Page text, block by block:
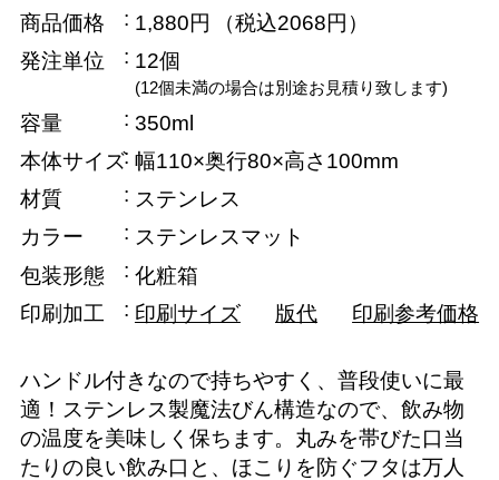
商品価格
1,880円
（税込2068円）
発注単位
12個
(12個未満の場合は別途お見積り致します)
容量
350ml
本体サイズ 幅110×奥行80×高さ100mm
材質
ステンレス
カラー
ステンレスマット
包装形態
化粧箱
印刷加工
印刷サイズ 版代 印刷参考価格
ハンドル付きなので持ちやすく、普段使いに最
適！ステンレス製魔法びん構造なので、飲み物
の温度を美味しく保ちます。丸みを帯びた口当
たりの良い飲み口と、ほこりを防ぐフタは万人